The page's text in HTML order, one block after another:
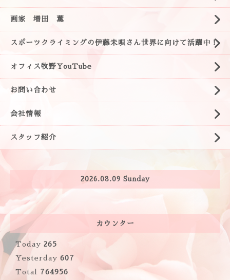
画家 増田 薫
スポーツクライミングの伊藤未唄さん世界に向けて活躍中！
オフィス牧野YouTube
お問い合わせ
会社情報
スタッフ紹介
2026.08.09 Sunday
カウンター
Today 265
Yesterday 607
Total 764956